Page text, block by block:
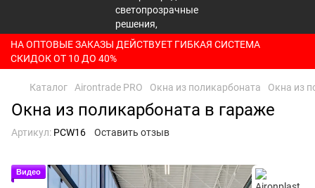
НА ОПТОВЫЕ ЗАКАЗЫ ДЕЙСТВУЕТ ГИБКАЯ СИСТЕМА
СКИДОК ОТ 10 ДО 40%
Каталог Airontrade PRO Окна из поликарбоната Окна из
Окна из поликарбоната в гараже
Артикул: PCW16 Оставить отзыв
Видео